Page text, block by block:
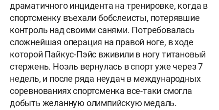
драматичного инцидента на тренировке, когда в
спортсменку въехали бобслеисты, потерявшие
контроль над своими санями. Потребовалась
сложнейшая операция на правой ноге, в ходе
которой Пайкус-Пэйс вживили в ногу титановый
стержень. Ноэль вернулась в спорт уже через 7
недель, и после ряда неудач в международных
соревнованиях спортсменка все-таки смогла
добыть желанную олимпийскую медаль.